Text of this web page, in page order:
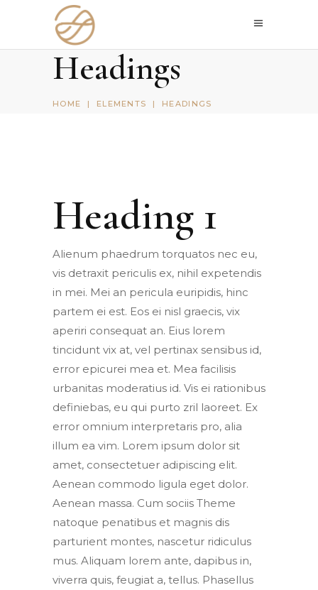
Headings
HOME | ELEMENTS | HEADINGS
Heading 1
Alienum phaedrum torquatos nec eu,
vis detraxit periculis ex, nihil expetendis
in mei. Mei an pericula euripidis, hinc
partem ei est. Eos ei nisl graecis, vix
aperiri consequat an. Eius lorem
tincidunt vix at, vel pertinax sensibus id,
error epicurei mea et. Mea facilisis
urbanitas moderatius id. Vis ei rationibus
definiebas, eu qui purto zril laoreet. Ex
error omnium interpretaris pro, alia
illum ea vim. Lorem ipsum dolor sit
amet, consectetuer adipiscing elit.
Aenean commodo ligula eget dolor.
Aenean massa. Cum sociis Theme
natoque penatibus et magnis dis
parturient montes, nascetur ridiculus
mus. Aliquam lorem ante, dapibus in,
viverra quis, feugiat a, tellus. Phasellus